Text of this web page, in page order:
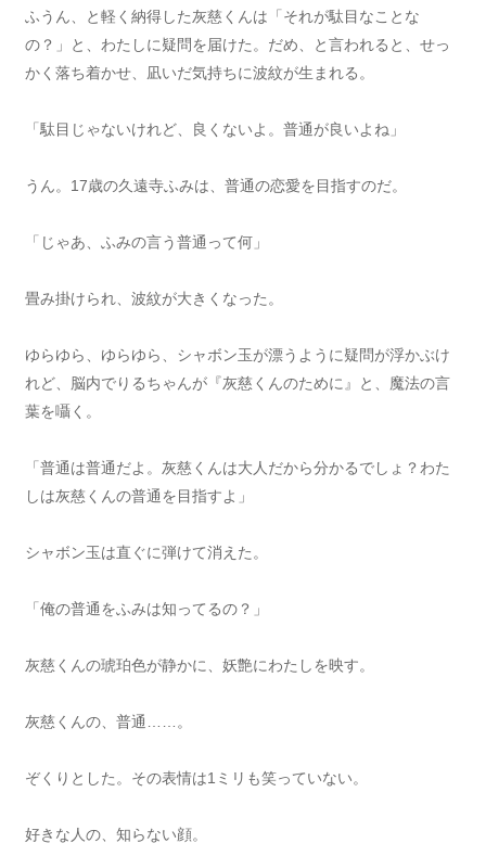
ふうん、と軽く納得した灰慈くんは「それが駄目なことな
の？」と、わたしに疑問を届けた。だめ、と言われると、せっ
かく落ち着かせ、凪いだ気持ちに波紋が生まれる。
「駄目じゃないけれど、良くないよ。普通が良いよね」
うん。17歳の久遠寺ふみは、普通の恋愛を目指すのだ。
「じゃあ、ふみの言う普通って何」
畳み掛けられ、波紋が大きくなった。
ゆらゆら、ゆらゆら、シャボン玉が漂うように疑問が浮かぶけ
れど、脳内でりるちゃんが『灰慈くんのために』と、魔法の言
葉を囁く。
「普通は普通だよ。灰慈くんは大人だから分かるでしょ？わた
しは灰慈くんの普通を目指すよ」
シャボン玉は直ぐに弾けて消えた。
「俺の普通をふみは知ってるの？」
灰慈くんの琥珀色が静かに、妖艶にわたしを映す。
灰慈くんの、普通……。
ぞくりとした。その表情は1ミリも笑っていない。
好きな人の、知らない顔。